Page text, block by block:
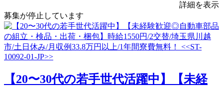
詳細を表示
募集が停止しています
【20〜30代の若手世代活躍中】【未経